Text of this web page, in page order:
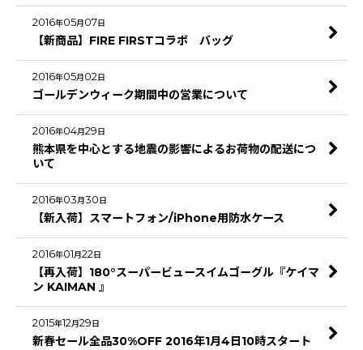
2016年05月 07日
【新商品】FIRE FIRSTコラボ バッグ
2016年05月 02日
ゴールデンウィーク期間中の営業について
2016年04月29 日
熊本県を中心とする地震の影響によるお荷物の配送につ
いて
2016年03月30 日
【新入荷】スマートフォン/iPhone用防水ケース
2016年01月22日
【再入荷】180°スーパービュースイムゴーグル『ケイマ
ン KAIMAN 』
2015年12月29 日
新春セール全品30%OFF 2016年1月4日10時スタート